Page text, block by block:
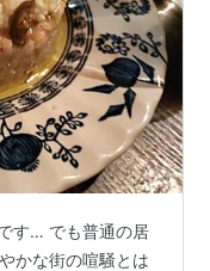
す… でも普通の居
かな街の喧騒とは